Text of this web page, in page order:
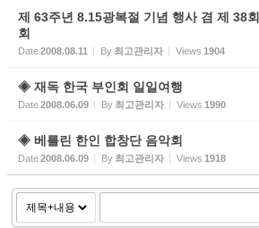
제 63주년 8.15광복절 기념 행사 겸 제 38
회
Date2008.08.11 By 최고관리자 Views 1904
◈ 재독 한국 부인회 일일여행
Date2008.06.09 By 최고관리자 Views 1990
◈ 베를린 한인 합창단 음악회
Date2008.06.09 By 최고관리자 Views 1918